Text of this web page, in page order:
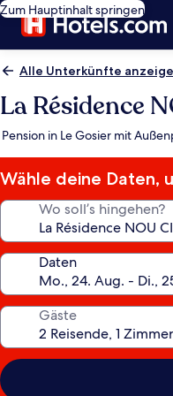
Zum Hauptinhalt springen
Alle Unterkünfte
La Résidence
Pension in Le Gosier mit
Wähle deine Daten,
Wo soll’s hingehen?
Daten
Gäste